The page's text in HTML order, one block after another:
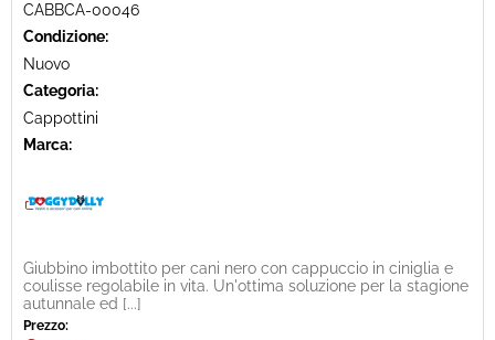
CABBCA-00046
Condizione:
Nuovo
Categoria:
Cappottini
Marca:
Giubbino imbottito per cani nero con cappuccio in ciniglia e
coulisse regolabile in vita. Un'ottima soluzione per la stagione
autunnale ed [...]
Prezzo: